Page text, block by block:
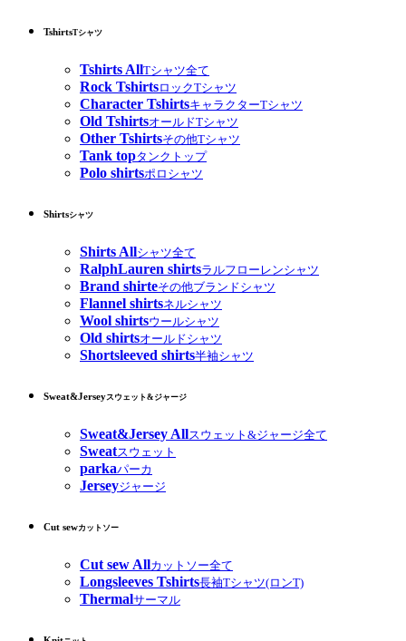
TshirtsTシャツ
Tshirts AllTシャツ全て
Rock TshirtsロックTシャツ
Character TshirtsキャラクターTシャツ
Old TshirtsオールドTシャツ
Other Tshirtsその他Tシャツ
Tank topタンクトップ
Polo shirtsポロシャツ
Shirtsシャツ
Shirts Allシャツ全て
RalphLauren shirtsラルフローレンシャツ
Brand shirteその他ブランドシャツ
Flannel shirtsネルシャツ
Wool shirtsウールシャツ
Old shirtsオールドシャツ
Shortsleeved shirts半袖シャツ
Sweat&Jerseyスウェット&ジャージ
Sweat&Jersey Allスウェット&ジャージ全て
Sweatスウェット
parkaパーカ
Jerseyジャージ
Cut sewカットソー
Cut sew Allカットソー全て
Longsleeves Tshirts長袖Tシャツ(ロンT)
Thermalサーマル